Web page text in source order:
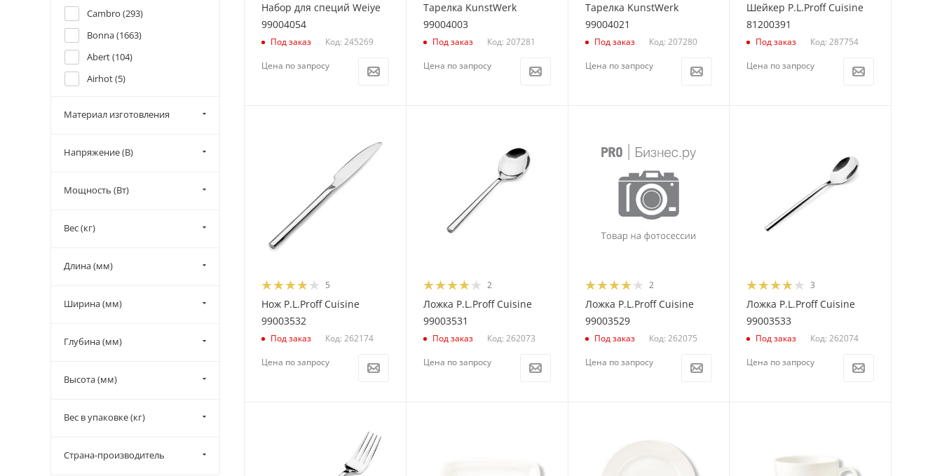
Набор для специй Weiye
99004054
Под заказ Код: 245269
Цена по запросу
Тарелка KunstWerk
99004003
Под заказ Код: 207281
Цена по запросу
Тарелка KunstWerk
99004021
Под заказ Код: 207280
Цена по запросу
Шейкер P.L.Proff Cuisine
81200391
Под заказ Код: 287754
Цена по запросу
5
Нож P.L.Proff Cuisine
99003532
Под заказ Код: 262174
Цена по запросу
2
Ложка P.L.Proff Cuisine
99003531
Под заказ Код: 262073
Цена по запросу
2
Ложка P.L.Proff Cuisine
99003529
Под заказ Код: 262075
Цена по запросу
3
Ложка P.L.Proff Cuisine
99003533
Под заказ Код: 262074
Цена по запросу
Cambro (293)
Bonna (1663)
Abert (104)
Airhot (5)
Arcoroc ( 500)
Bormioli Rocco (
10
Eternum (
Fairway (
Kalando (1)
Материал изготовления
Напряжение (В)
Мощность (Вт)
Вес (кг)
Длина (мм)
Ширина (мм)
Глубина (мм)
Высота (мм)
Вес в упаковке (кг)
Страна-производитель